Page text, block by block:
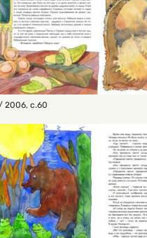
2006, с.60